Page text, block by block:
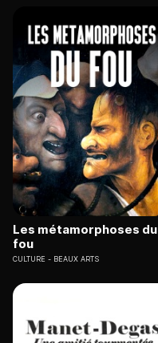
Les métamorphoses du
fou
CULTURE BEAUX ARTS